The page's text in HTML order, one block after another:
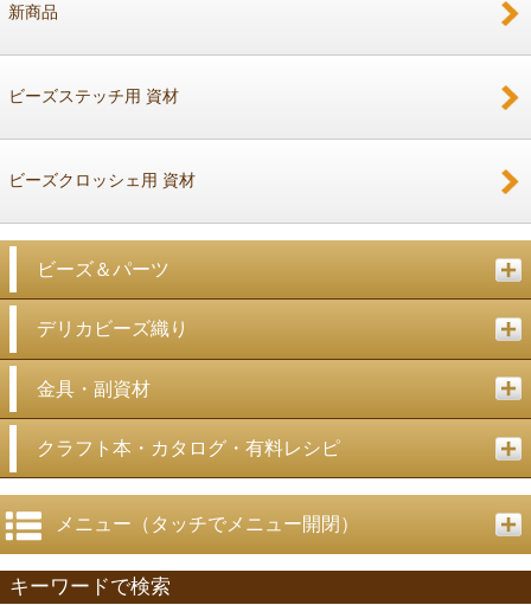
新商品
ビーズステッチ用 資材
ビーズクロッシェ用 資材
ビーズ＆パーツ
デリカビーズ織り
金具・副資材
クラフト本・カタログ・有料レシピ
メニュー（タッチでメニュー開閉）
キーワードで検索